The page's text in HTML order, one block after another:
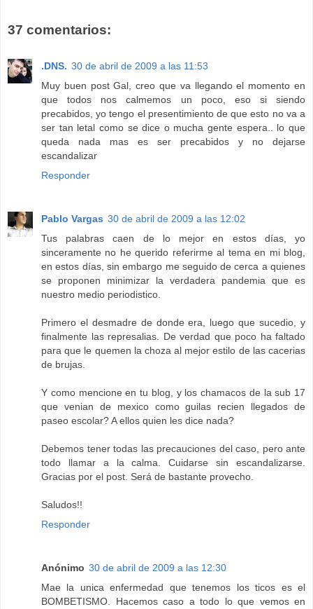
37 comentarios:
.DNS. 30 de abril de 2009 a las 11:53
Muy buen post Gal, creo que va llegando el momento en
que todos nos calmemos un poco, eso si siendo
precabidos, yo tengo el presentimiento de que esto no va a
ser tan letal como se dice o mucha gente espera.. lo que
queda nada mas es ser precabidos y no dejarse
escandalizar
Responder
Pablo Vargas 30 de abril de 2009 a las 12:02
Tus palabras caen de lo mejor en estos días, yo
sinceramente no he querido referirme al tema en mi blog,
en estos días, sin embargo me seguido de cerca a quienes
se proponen minimizar la verdadera pandemia que es
nuestro medio periodistico.
Primero el desmadre de donde era, luego que sucedio, y
finalmente las represalias. De verdad que poco ha faltado
para que le quemen la choza al mejor estilo de las cacerias
de brujas.
Y como mencione en tu blog, y los chamacos de la sub 17
que venian de mexico como guilas recien llegados de
paseo escolar? A ellos quien les dice nada?
Debemos tener todas las precauciones del caso, pero ante
todo llamar a la calma. Cuidarse sin escandalizarse.
Gracias por el post. Será de bastante provecho.
Saludos!!
Responder
Anónimo 30 de abril de 2009 a las 12:30
Mae la unica enfermedad que tenemos los ticos es el
BOMBETISMO. Hacemos caso a todo lo que vemos en